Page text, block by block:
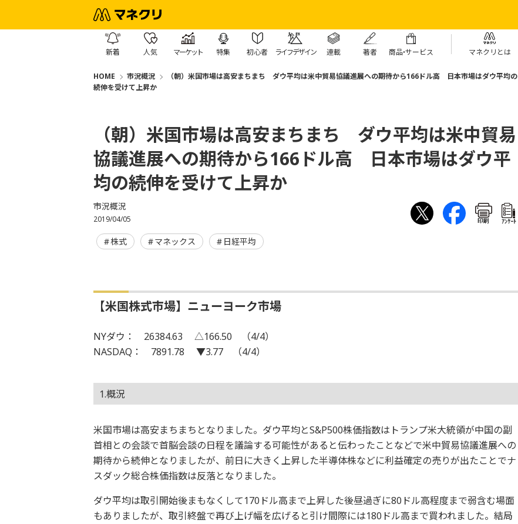
新着 人気 マーケット 特集 初心者 ライフデザイン 連載 著者 商品・サービス マネクリとは
HOME 市況概況
（朝）米国市場は高安まちまち ダウ平均は米中貿易協議進展への期待から166ドル高 日本市場はダウ平均の
続伸を受けて上昇か
（朝）米国市場は高安まちまち ダウ平均は米中貿易
協議進展への期待から166ドル高 日本市場はダウ平
均の続伸を受けて上昇か
市況概況
2019/04/05 印刷 ｱﾝｹｰﾄ
株式 マネックス 日経平均
【米国株式市場】ニューヨーク市場
NYダウ： 26384.63 △166.50 （4/4）
NASDAQ： 7891.78 ▼3.77 （4/4）
1.概況
米国市場は高安まちまちとなりました。ダウ平均とS&P500株価指数はトランプ米大統領が中国の副
首相との会談で首脳会談の日程を議論する可能性があると伝わったことなどで米中貿易協議進展への
期待から続伸となりましたが、前日に大きく上昇した半導体株などに利益確定の売りが出たことでナ
スダック総合株価指数は反落となりました。
ダウ平均は取引開始後まもなくして170ドル高まで上昇した後昼過ぎに80ドル高程度まで弱含む場面
もありましたが、取引終盤で再び上げ幅を広げると引け間際には180ドル高まで買われました。結局